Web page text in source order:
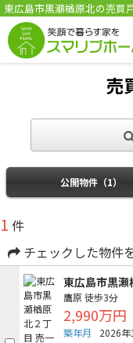
東広島市黒瀬楢原北の売買
売
公開物件（1）
1 件
チェックした物件
東広島市黒瀬
鷹原徒歩3分
2,990万円
築年月
2026年